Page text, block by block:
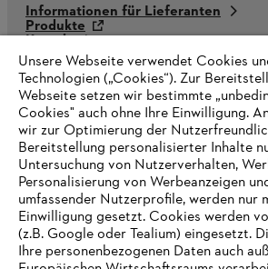
Informationen für Lieferanten
Produkte
Kontakt
Karriere
Hinweisgebersystem
Unsere Webseite verwendet Cookies
Technologien („Cookies“). Zur
Webseite setzen wir bestimmte
Cookies" auch ohne Ihre Einwilligung.
wir zur Optimierung der
Bereitstellung personalisierter Inhalte
Untersuchung von Nutzerverhalten,
Personalisierung von Werbeanzeigen
umfassender Nutzerprofile, werden nur
Einwilligung gesetzt. Cookies werden
(z.B. Google oder Tealium) eingesetzt.
Ihre personenbezogenen Daten auch